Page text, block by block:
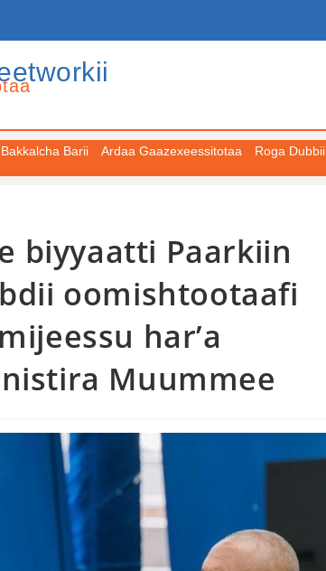
Abiyyi Ahimad fi Giiftii Duree
Taayyaachoo dabalee
hojii Mootummaa misooma
Baahardaar daawwatan
Bakkalcha Barii Ardaa Gaazexeessitotaa Roga Dubbii
biyyaatti Paarkiin
oomishtootaafi
har’a
Muummee